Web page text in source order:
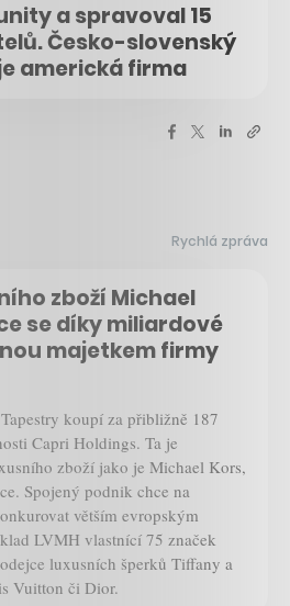
a spravoval 15
Česko-slovenský
americká firma
Rychlá zpráva
zboží Michael
se díky miliardové
majetkem firmy
koupí za přibližně 187
Capri Holdings. Ta je
zboží jako je Michael Kors,
Spojený podnik chce na
větším evropským
LVMH vlastnící 75 značek
luxusních šperků Tiffany a
Vuitton či Dior.